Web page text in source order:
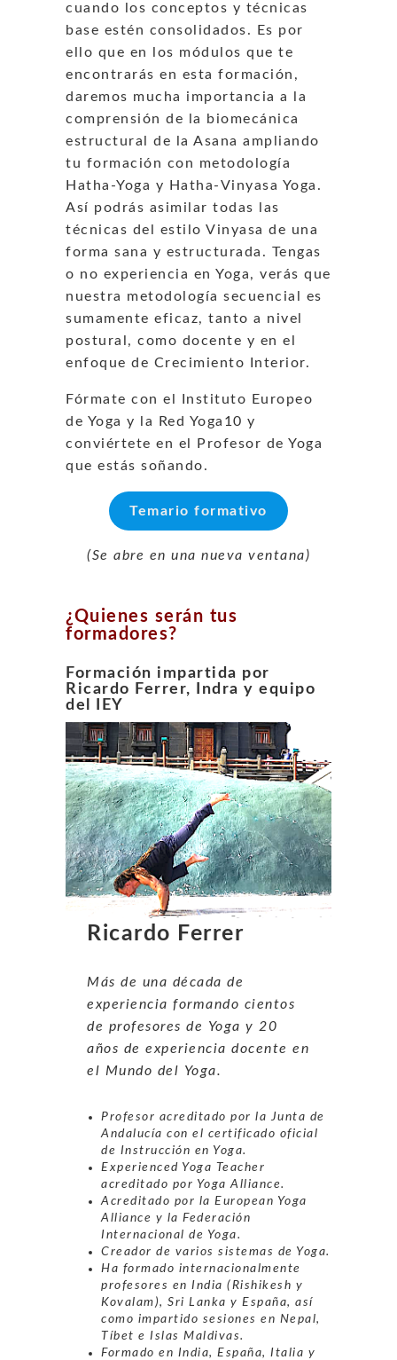
cuando los conceptos y técnicas
base estén consolidados. Es por
ello que en los módulos que te
encontrarás en esta formación,
daremos mucha importancia a la
comprensión de la biomecánica
estructural de la Asana ampliando
tu formación con metodología
Hatha-Yoga y Hatha-Vinyasa Yoga.
Así podrás asimilar todas las
técnicas del estilo Vinyasa de una
forma sana y estructurada. Tengas
o no experiencia en Yoga, verás que
nuestra metodología secuencial es
sumamente eficaz, tanto a nivel
postural, como docente y en el
enfoque de Crecimiento Interior.
Fórmate con el Instituto Europeo
de Yoga y la Red Yoga10 y
conviértete en el Profesor de Yoga
que estás soñando.
Temario formativo
(Se abre en una nueva ventana)
¿Quienes serán tus
formadores?
Formación impartida por
Ricardo Ferrer, Indra y equipo
del IEY
Ricardo Ferrer
Más de una década de
experiencia formando cientos
de profesores de Yoga y 20
años de experiencia docente en
el Mundo del Yoga.
Profesor acreditado por la Junta de
Andalucía con el certificado oficial
de Instrucción en Yoga.
Experienced Yoga Teacher
acreditado por Yoga Alliance.
Acreditado por la European Yoga
Alliance y la Federación
Internacional de Yoga.
Creador de varios sistemas de Yoga.
Ha formado internacionalmente
profesores en India (Rishikesh y
Kovalam), Sri Lanka y España, así
como impartido sesiones en Nepal,
Tíbet e Islas Maldivas.
Formado en India, España, Italia y